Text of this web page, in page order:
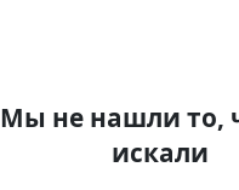
Мы не нашли то,
искали